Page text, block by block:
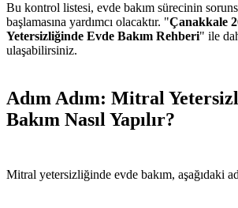
Bu kontrol listesi, evde bakım sürecinin
başlamasına yardımcı olacaktır. "Çanakkale
Yetersizliğinde Evde Bakım Rehberi" ile
ulaşabilirsiniz.
Adım Adım: Mitral
Bakım Nasıl Yapılır?
Mitral yetersizliğinde evde bakım, aşağıdaki